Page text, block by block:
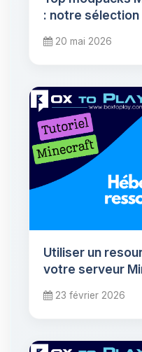
: notre sélection
20 mai 2026
Utiliser un
votre serveur
23 février 2026